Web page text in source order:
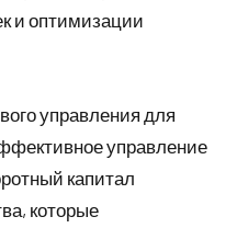
и оптимизации
управления для
управление
капитал
которые